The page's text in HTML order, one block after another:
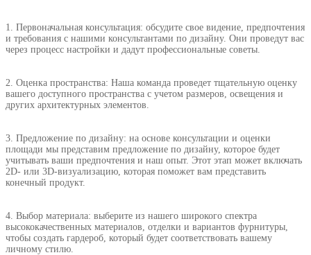
1. Первоначальная консультация: обсудите свое видение, предпочтения
и требования с нашими консультантами по дизайну. Они проведут вас
через процесс настройки и дадут профессиональные советы.
2. Оценка пространства: Наша команда проведет тщательную оценку
вашего доступного пространства с учетом размеров, освещения и
других архитектурных элементов.
3. Предложение по дизайну: на основе консультации и оценки
площади мы представим предложение по дизайну, которое будет
учитывать ваши предпочтения и наш опыт. Этот этап может включать
2D- или 3D-визуализацию, которая поможет вам представить
конечный продукт.
4. Выбор материала: выберите из нашего широкого спектра
высококачественных материалов, отделки и вариантов фурнитуры,
чтобы создать гардероб, который будет соответствовать вашему
личному стилю.